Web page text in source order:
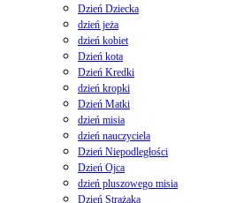
Dzień Dziecka
dzień jeża
dzień kobiet
Dzień kota
Dzień Kredki
dzień kropki
Dzień Matki
dzień misia
dzień nauczyciela
Dzień Niepodległości
Dzień Ojca
dzień pluszowego misia
Dzień Strażaka